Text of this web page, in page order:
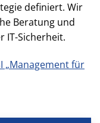
definiert. Wir
Beratung und
IT-Sicherheit.
„Management für